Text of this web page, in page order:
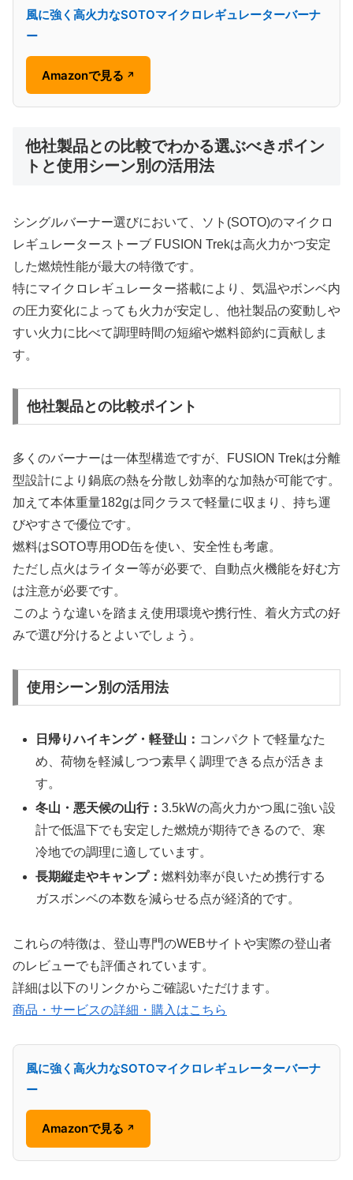
風に強く高火力なSOTOマイクロレギュレーターバーナ
ー
Amazonで見る ↗
他社製品との比較でわかる選ぶべきポイン
トと使用シーン別の活用法
シングルバーナー選びにおいて、ソト(SOTO)のマイクロ
レギュレーターストーブ FUSION Trekは高火力かつ安定
した燃焼性能が最大の特徴です。
特にマイクロレギュレーター搭載により、気温やボンベ内
の圧力変化によっても火力が安定し、他社製品の変動しや
すい火力に比べて調理時間の短縮や燃料節約に貢献しま
す。
他社製品との比較ポイント
多くのバーナーは一体型構造ですが、FUSION Trekは分離
型設計により鍋底の熱を分散し効率的な加熱が可能です。
加えて本体重量182gは同クラスで軽量に収まり、持ち運
びやすさで優位です。
燃料はSOTO専用OD缶を使い、安全性も考慮。
ただし点火はライター等が必要で、自動点火機能を好む方
は注意が必要です。
このような違いを踏まえ使用環境や携行性、着火方式の好
みで選び分けるとよいでしょう。
使用シーン別の活用法
日帰りハイキング・軽登山： コンパクトで軽量なた
め、荷物を軽減しつつ素早く調理できる点が活きま
す。
冬山・悪天候の山行：3.5kWの高火力かつ風に強い設
計で低温下でも安定した燃焼が期待できるので、寒
冷地での調理に適しています。
長期縦走やキャンプ：燃料効率が良いため携行する
ガスボンベの本数を減らせる点が経済的です。
これらの特徴は、登山専門のWEBサイトや実際の登山者
のレビューでも評価されています。
詳細は以下のリンクからご確認いただけます。
商品・サービスの詳細・購入はこちら
風に強く高火力なSOTOマイクロレギュレーターバーナ
ー
Amazonで見る ↗